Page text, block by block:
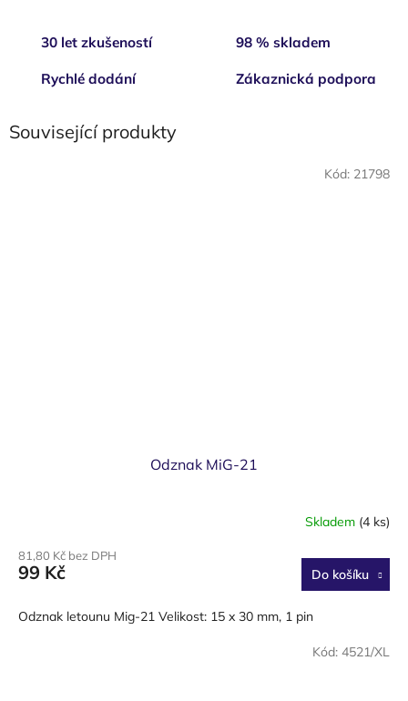
30 let zkušeností 98 % skladem
Rychlé dodání Zákaznická podpora
Související produkty
Odznak MiG-21
Skladem (4 ks)
81,80 Kč bez DPH
99 Kč Do košíku
Odznak letounu Mig-21 Velikost: 15 x 30 mm, 1 pin
Kód: 21798
Kód: 4521/XL